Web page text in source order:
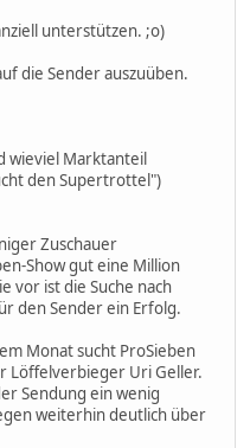
unterstützen. ;o)
die Sender auszuüben.
wieviel Marktanteil
den Supertrottel")
Zuschauer
Show gut eine Million
vor ist die Suche nach
den Sender ein Erfolg.
Monat sucht ProSieben
Löffelverbieger Uri Geller.
Sendung ein wenig
weiterhin deutlich über